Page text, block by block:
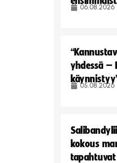
06.08.2026
yhdessä –
05.08.2026
kokous